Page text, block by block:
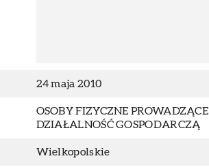
24 maja 2010
OSOBY FIZYCZNE PROWADZĄCE
DZIAŁALNOŚĆ GOSPODARCZĄ
Wielkopolskie